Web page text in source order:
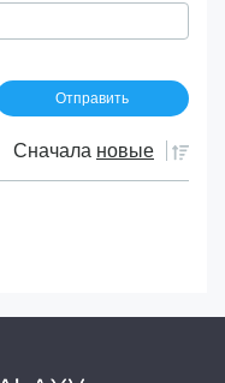
Сначала новые